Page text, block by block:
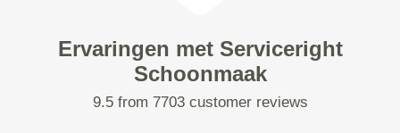
Ervaringen met Serviceright
Schoonmaak
9.5 from 7703 customer reviews